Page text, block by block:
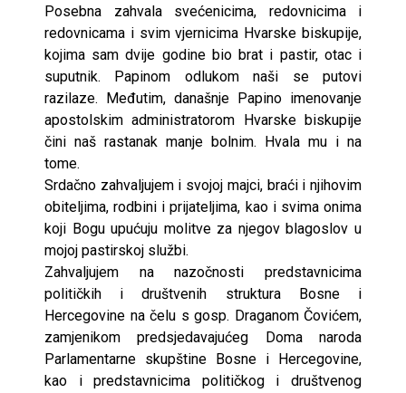
Posebna zahvala svećenicima, redovnicima i
redovnicama i svim vjernicima Hvarske biskupije,
kojima sam dvije godine bio brat i pastir, otac i
suputnik. Papinom odlukom naši se putovi
razilaze. Međutim, današnje Papino imenovanje
apostolskim administratorom Hvarske biskupije
čini naš rastanak manje bolnim. Hvala mu i na
tome.
Srdačno zahvaljujem i svojoj majci, braći i njihovim
obiteljima, rodbini i prijateljima, kao i svima onima
koji Bogu upućuju molitve za njegov blagoslov u
mojoj pastirskoj službi.
Zahvaljujem na nazočnosti predstavnicima
političkih i društvenih struktura Bosne i
Hercegovine na čelu s gosp. Draganom Čovićem,
zamjenikom predsjedavajućeg Doma naroda
Parlamentarne skupštine Bosne i Hercegovine,
kao i predstavnicima političkog i društvenog